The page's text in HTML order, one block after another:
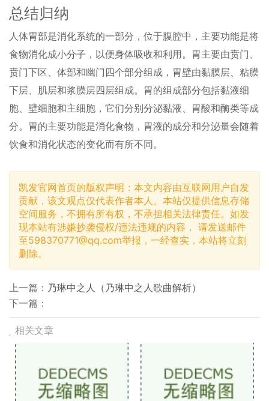
总结归纳
人体胃部是消化系统的一部分，位于腹腔中，主要功能是将
食物消化成小分子，以便身体吸收和利用。胃主要由贲门、
贲门下区、体部和幽门四个部分组成，胃壁由黏膜层、粘膜
下层、肌层和浆膜层四层组成。胃的组成部分包括黏液细
胞、壁细胞和主细胞，它们分别分泌黏液、胃酸和酶类等成
分。胃的主要功能是消化食物，胃液的成分和分泌量会随着
饮食和消化状态的变化而有所不同。
凯发官网首页的版权声明：本文内容由互联网用户自发
贡献，该文观点仅代表作者本人。本站仅提供信息存储
空间服务，不拥有所有权，不承担相关法律责任。如发
现本站有涉嫌抄袭侵权/违法违规的内容， 请发送邮件
至598370771@qq.com举报，一经查实，本站将立刻
删除。
上一篇： 乃琳中之人（乃琳中之人歌曲解析）
下一篇：
相关文章